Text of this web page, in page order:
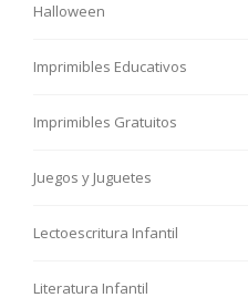
Halloween
Imprimibles Educativos
Imprimibles Gratuitos
Juegos y Juguetes
Lectoescritura Infantil
Literatura Infantil